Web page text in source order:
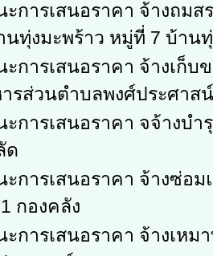
การเสนอราคา จ้างถม
นทุ่งมะพร้าว หมู่ที่ 7 บ้าน
การเสนอราคา จ้างเก็
ารส่วนตำบลพงศ์ประศาสน์
การเสนอราคา จจ้างบ
ะการเสนอราคา จ้างซ่อ
กองคลัง